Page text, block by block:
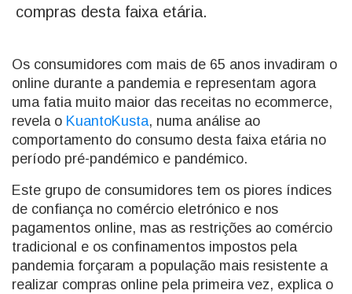
compras desta faixa etária.
Os consumidores com mais de 65 anos invadiram o
online durante a pandemia e representam agora
uma fatia muito maior das receitas no ecommerce,
revela o KuantoKusta, numa análise ao
comportamento do consumo desta faixa etária no
período pré-pandémico e pandémico.
Este grupo de consumidores tem os piores índices
de confiança no comércio eletrónico e nos
pagamentos online, mas as restrições ao comércio
tradicional e os confinamentos impostos pela
pandemia forçaram a população mais resistente a
realizar compras online pela primeira vez, explica o